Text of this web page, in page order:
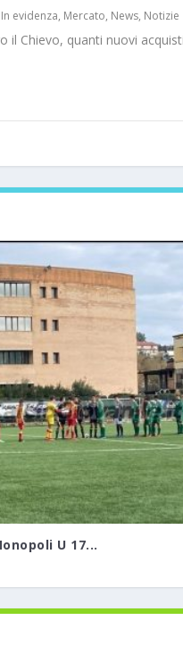
In evidenza, Mercato, News, Notizie
il Chievo, quanti nuovi
U 17...